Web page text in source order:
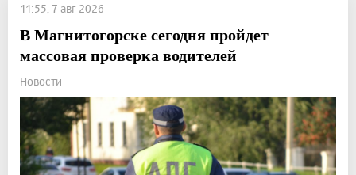
11:55, 7 авг 2026
В Магнитогорске сегодня пройдет
массовая проверка водителей
Новости